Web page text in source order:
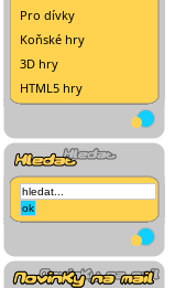
Pro dívky
Koňské hry
3D hry
HTML5 hry